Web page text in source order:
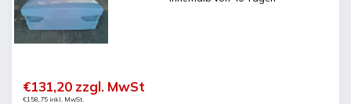
€158,75 inkl. MwSt.
€131,20 zzgl. MwSt